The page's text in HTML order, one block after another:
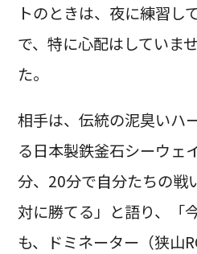
トのときは、夜に練習し
で、特に心配はしていま
た。
相手は、伝統の泥臭いハ
る日本製鉄釜石シーウェ
分、20分で自分たちの戦
対に勝てる」と語り、「
も、ドミネーター（狭山